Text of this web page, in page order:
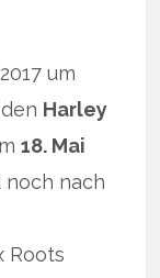
um
Harley
18. Mai
nach
Roots